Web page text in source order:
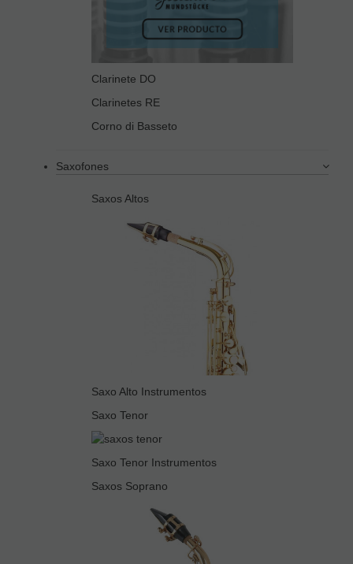
Clarinete DO
Clarinetes RE
Corno di Basseto
Saxofones
Saxos Altos
Saxo Alto Instrumentos
Saxo Tenor
Saxo Tenor Instrumentos
Saxos Soprano